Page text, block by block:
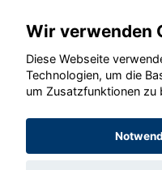
©
Wir verwenden
Diese Webseite
Technologien, um die
um Zusatzfunktionen zu